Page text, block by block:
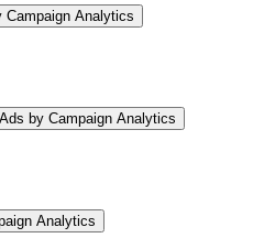
Campaign Analytics
Ads by Campaign Analytics
Analytics